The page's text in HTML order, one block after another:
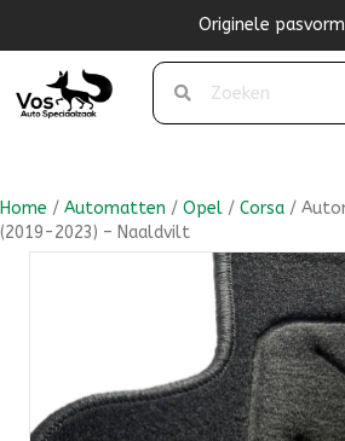
Originele pasvorm
Home / Automatten / Opel / Corsa /
(2019-2023) – Naaldvilt